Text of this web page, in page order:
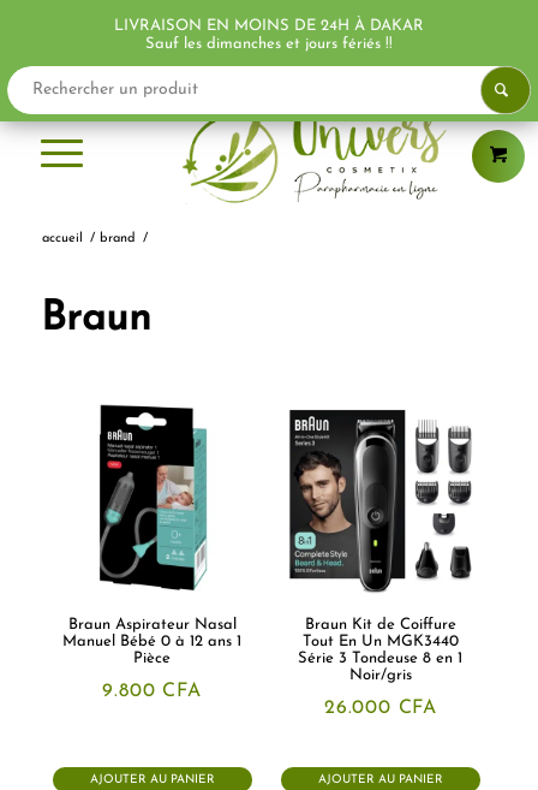
accueil / brand /
Braun
Braun Aspirateur Nasal
Manuel Bébé 0 à 12 ans 1
Pièce
9.800 CFA
AJOUTER AU PANIER
Braun Kit de Coiffure
Tout En Un MGK3440
Série 3 Tondeuse 8 en 1
Noir/gris
26.000 CFA
AJOUTER AU PANIER
LIVRAISON EN MOINS DE 24H À DAKAR
Sauf les dimanches et jours fériés !!